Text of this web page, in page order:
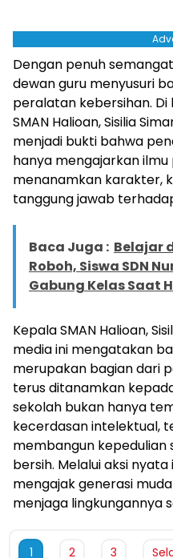
Dengan penuh
dewan guru menyusuri
peralatan kebersihan.
SMAN Halioan, Sisilia
menjadi bukti bahwa
hanya mengajarkan
menanamkan karakter,
tanggung jawab
Baca Juga : Belajar
Roboh, Siswa SDN
Gabung Kelas Saat
Kepala SMAN Halioan,
media ini mengatakan
merupakan bagian dari
terus ditanamkan
sekolah bukan hanya
kecerdasan intelektual,
membangun kepedulian
bersih. Melalui aksi
mengajak generasi
menjaga lingkungannya
1 2 3